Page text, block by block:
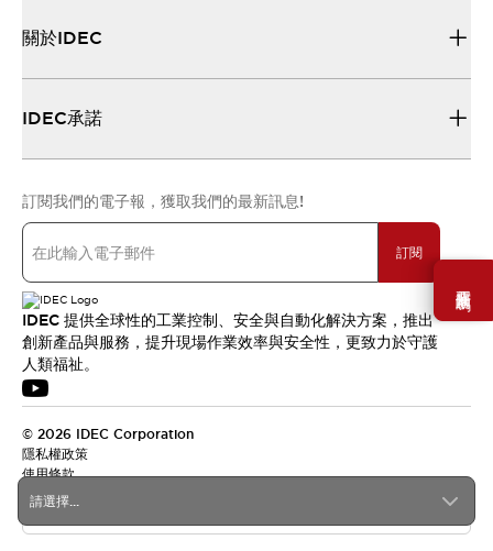
需要幫助嗎？
請選擇...
關於IDEC
IDEC承諾
訂閱我們的電子報，獲取我們的最新訊息!
訂閱
IDEC 提供全球性的工業控制、安全與自動化解決方案，推出
創新產品與服務，提升現場作業效率與安全性，更致力於守護
人類福祉。
© 2026 IDEC Corporation
隱私權政策
使用條款
台灣